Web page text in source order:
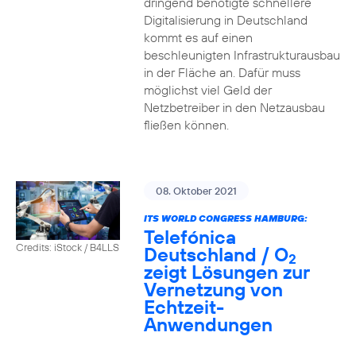
Digitalisierung in Deutschland
kommt es auf einen
beschleunigten Infrastrukturausbau
in der Fläche an. Dafür muss
möglichst viel Geld der
Netzbetreiber in den Netzausbau
fließen können.
Credits: iStock / B4LLS
08. Oktober 2021
ITS WORLD CONGRESS HAMBURG:
Telefónica
Deutschland / O2
zeigt Lösungen zur
Vernetzung von
Echtzeit-
Anwendungen